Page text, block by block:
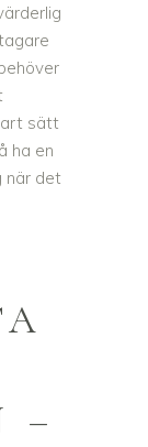
sätt
ha en
när det
–